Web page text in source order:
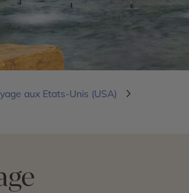
aux Etats-Unis (USA)